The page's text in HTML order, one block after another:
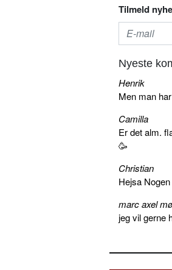
Tilmeld
Nyeste
Henrik
Men man
Camilla
Er det alm.
🥳
Christian
Hejsa
marc axel
jeg vil gerne